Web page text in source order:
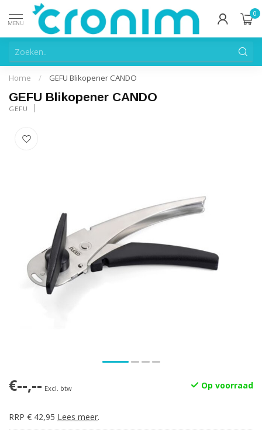
MENU
0
Home / GEFU Blikopener CANDO
GEFU Blikopener CANDO
GEFU
€--,-- Excl. btw Op voorraad
RRP € 42,95 Lees meer.